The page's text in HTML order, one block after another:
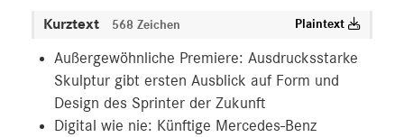
Kurztext 568 Zeichen Plaintext
Außergewöhnliche Premiere: Ausdrucksstarke
Skulptur gibt ersten Ausblick auf Form und
Design des Sprinter der Zukunft
Digital wie nie: Künftige Mercedes-Benz